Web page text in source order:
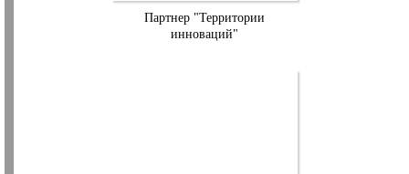
Партнер "Территории
инноваций"